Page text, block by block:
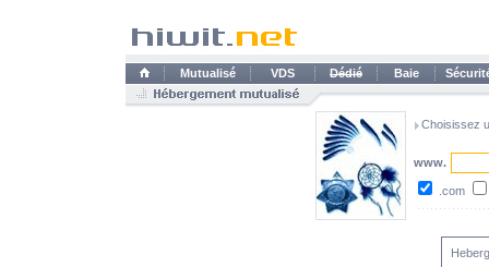
Mutualisé VDS Dédié Baie
Choisissez
www.
.com